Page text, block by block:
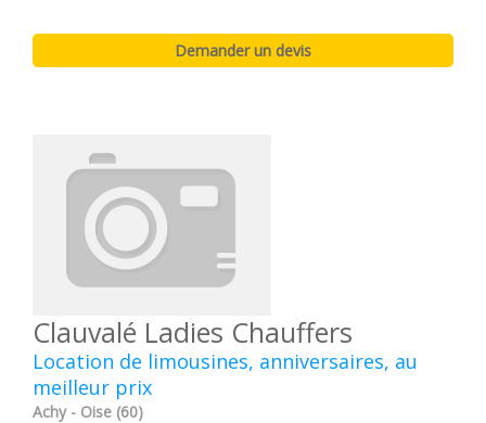
Clauvalé Ladies Chauffers
Location de limousines, anniversaires, au
meilleur prix
Achy - Oise (60)